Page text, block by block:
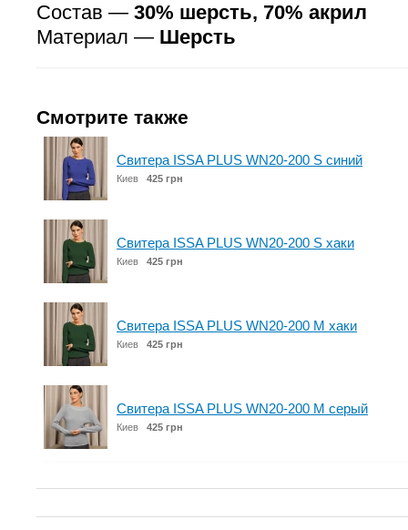
Состав — 30% шерсть, 70% акрил
Материал — Шерсть
Смотрите также
Свитера ISSA PLUS WN20-200 S синий
Киев 425 грн
Свитера ISSA PLUS WN20-200 S хаки
Киев 425 грн
Свитера ISSA PLUS WN20-200 M хаки
Киев 425 грн
Свитера ISSA PLUS WN20-200 M серый
Киев 425 грн